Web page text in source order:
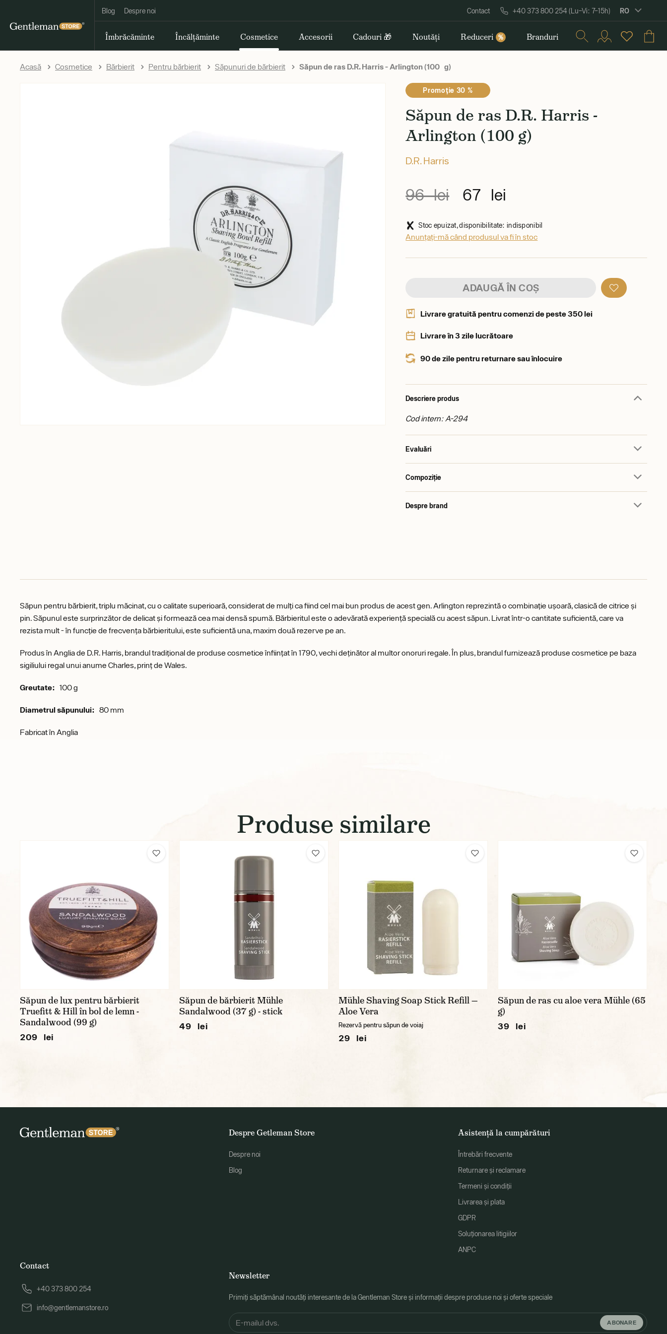
Blog Despre noi Contact +40 373 800 254 (Lu–Vi: 7–15h) RO
Îmbrăcăminte Încălțăminte Cosmetice Accesorii Cadouri 🎁 Noutăți Reduceri % Branduri
Acasă Cosmetice Bărbierit Pentru bărbierit Săpunuri de bărbierit Săpun de ras D.R. Harris - Arlington (100 g)
Promoţie 30 %
Săpun de ras D.R. Harris -
Arlington (100 g)
D.R. Harris
96 lei 67 lei
Stoc epuizat, disponibilitate: indisponibil
Anunțați-mă când produsul va fi în stoc
ADAUGĂ ÎN COȘ
Livrare gratuită pentru comenzi de peste 350 lei
Livrare în 3 zile lucrătoare
90 de zile pentru returnare sau înlocuire
Descriere produs
Cod intern: A-294
Evaluări
Compoziție
Despre brand
Săpun pentru bărbierit, triplu măcinat, cu o calitate superioară, considerat de mulți ca fiind cel mai bun produs de acest gen. Arlington reprezintă o combinație ușoară, clasică de citrice și
pin. Săpunul este surprinzător de delicat și formează cea mai densă spumă. Bărbieritul este o adevărată experiență specială cu acest săpun. Livrat într-o cantitate suficientă, care va
rezista mult - în funcție de frecvența bărbieritului, este suficientă una, maxim două rezerve pe an.
Produs în Anglia de D.R. Harris, brandul tradițional de produse cosmetice înființat în 1790, vechi deținător al multor onoruri regale. În plus, brandul furnizează produse cosmetice pe baza
sigiliului regal unui anume Charles, prinț de Wales.
Greutate: 100 g
Diametrul săpunului: 80 mm
Fabricat în Anglia
Produse similare
Săpun de lux pentru bărbierit
Truefitt & Hill în bol de lemn -
Sandalwood (99 g)
209 lei
Săpun de bărbierit Mühle
Sandalwood (37 g) - stick
49 lei
Mühle Shaving Soap Stick Refill —
Aloe Vera
Rezervă pentru săpun de voiaj
29 lei
Săpun de ras cu aloe vera Mühle (65
g)
39 lei
Despre Getleman Store
Despre noi
Blog
Asistență la cumpărături
Întrebări frecvente
Returnare și reclamare
Termeni și condiții
Livrarea și plata
GDPR
Soluționarea litigiilor
ANPC
Newsletter
Primiți săptămânal noutăți interesante de la Gentleman Store și informații despre produse noi și oferte speciale
ABONARE
Contact
+40 373 800 254
info@gentlemanstore.ro